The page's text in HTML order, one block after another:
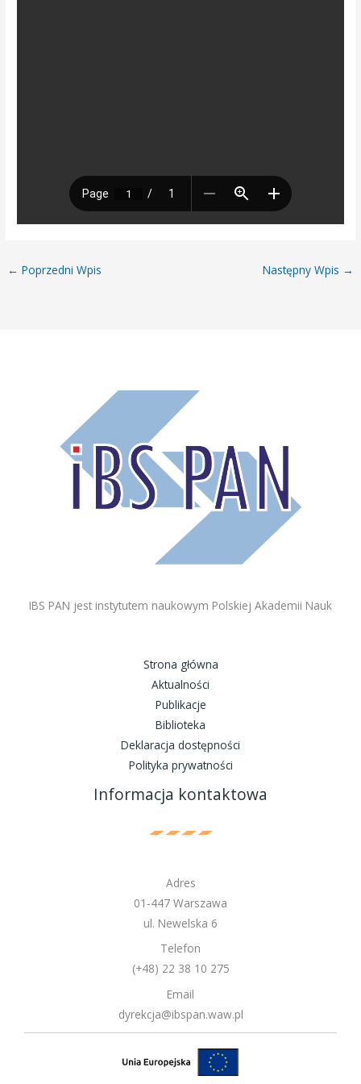
← Poprzedni Wpis Następny Wpis →
IBS PAN jest instytutem naukowym Polskiej Akademii Nauk
Strona główna
Aktualności
Publikacje
Biblioteka
Deklaracja dostępności
Polityka prywatności
Informacja kontaktowa
Adres
01-447 Warszawa
ul. Newelska 6
Telefon
(+48) 22 38 10 275
Email
dyrekcja@ibspan.waw.pl